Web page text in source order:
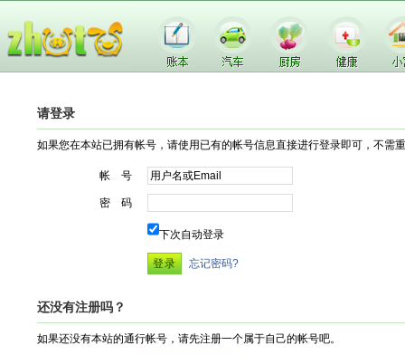
请登录
如果您在本站已拥有帐号，请使用已有的帐号信息直接进行登录即可，不需
帐 号
密 码
下次自动登录
忘记密码?
还没有注册吗？
如果还没有本站的通行帐号，请先注册一个属于自己的帐号吧。